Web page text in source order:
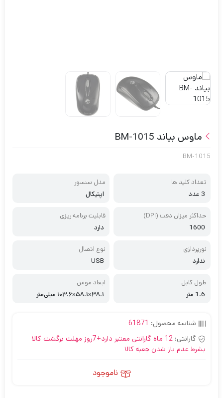
ماوس بیاند BM-1015
BM-1015
تعداد کلید ها
3 عدد
مدل سنسور
اپتیکال
حداکثر میزان دقت (DPI)
1600
قابلیت برنامه ریزی
دارد
نورپردازی
ندارد
نوع اتصال
USB
طول کابل
1.6 متر
ابعاد موس
۳۸.۱×۵۸.۱×۱۰۳.۶ میلی‌متر
شناسه محصول: 61871
گارانتی:
12 ماه گارانتی معتبر دارد+7روز مهلت برگشت کالا
بشرط عدم باز شدن جعبه کالا
ناموجود